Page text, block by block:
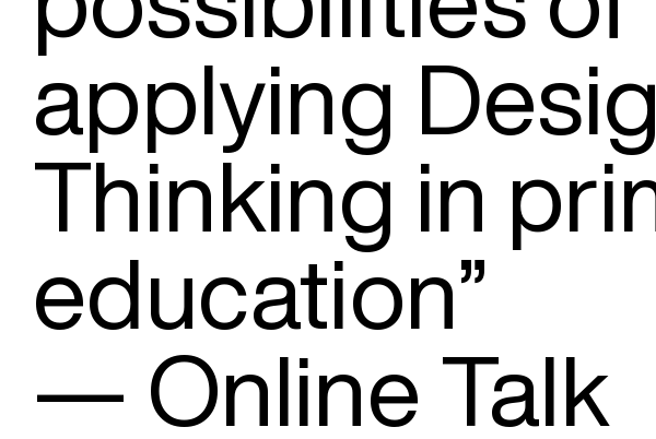
applying
Thinking in
education”
— Online Talk